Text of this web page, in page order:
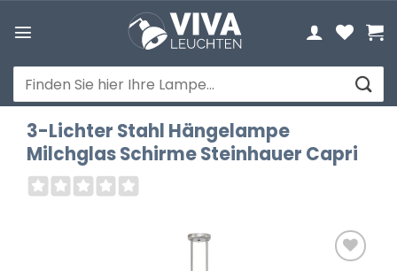
Inhalt
Suchen
nach:
3-Lichter Stahl Hängelampe
Milchglas Schirme Steinhauer Capri